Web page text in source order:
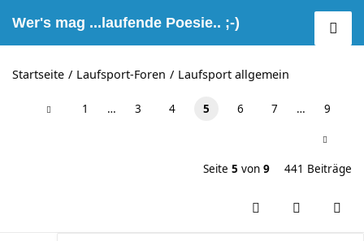
Wer's mag ...laufende Poesie.. ;-)
Startseite Laufsport-Foren Laufsport allgemein
1 … 3 4 5 6 7 … 9
Seite 5 von 9 441 Beiträge